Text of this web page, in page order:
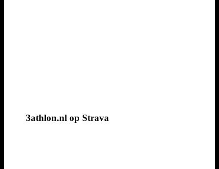
3athlon.nl op Strava